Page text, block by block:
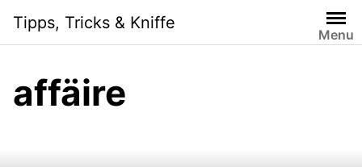
content
Tipps, Tricks & Kniffe
Menu
affäire